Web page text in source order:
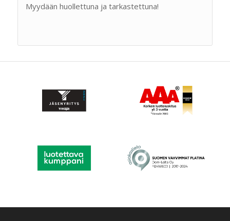
Myydään huollettuna ja tarkastettuna!